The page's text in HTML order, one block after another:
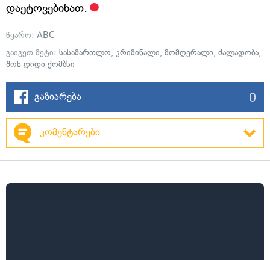
დაეტოვებინათ.
წყარო: ABC
გაიგეთ მეტი: სასამართლო, კრიმინალი, მომღერალი, ძალადობა,
შონ დიდი ქომბსი
გაზიარება 0
კომენტარები